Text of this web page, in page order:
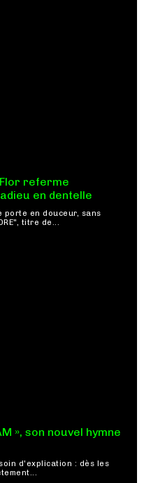
Flor referme
adieu en dentelle
porte en douceur, sans
titre de...
», son nouvel hymne
d'explication : dès les